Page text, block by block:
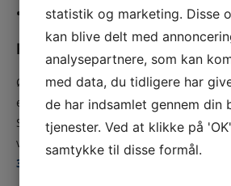
ISO 9002
Få et tilbud på trådfjeder m.fl.
Ønsker du et tilbud på en bestemt
eller vil du bare have mere
Så er du altid velkommen til at kontakte
vores kontaktformular eller ved at
36 70 14 68
statistik og marketing. Disse
kan blive delt med
analysepartnere, som kan
med data, du tidligere har
de har indsamlet gennem din
tjenester. Ved at klikke på
samtykke til disse formål.